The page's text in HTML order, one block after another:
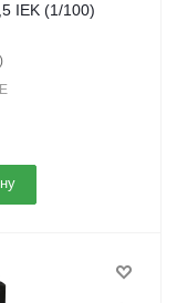
IEK (1/100)